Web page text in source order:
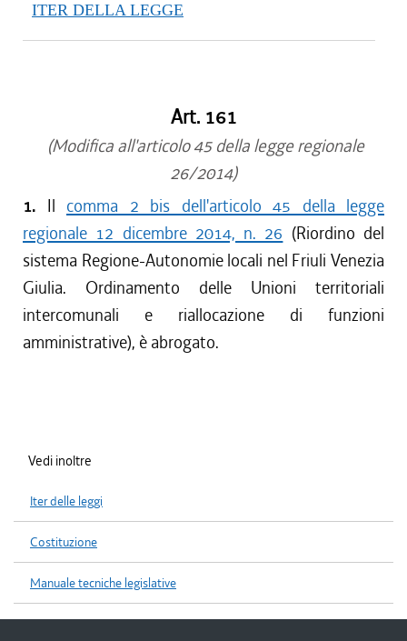
ITER DELLA LEGGE
Art. 161
(Modifica all'articolo 45 della legge regionale
26/2014)
1. Il comma 2 bis dell'articolo 45 della legge
regionale 12 dicembre 2014, n. 26 (Riordino del
sistema Regione-Autonomie locali nel Friuli Venezia
Giulia. Ordinamento delle Unioni territoriali
intercomunali e riallocazione di funzioni
amministrative), è abrogato.
Vedi inoltre
Iter delle leggi
Costituzione
Manuale tecniche legislative